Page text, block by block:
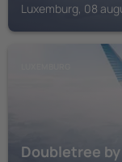
Luxemburg, 08
Doubletree